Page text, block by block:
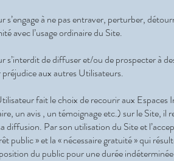
s’engage à ne pas entraver, perturber,
avec l’usage ordinaire du Site.
s’interdit de diffuser et/ou de prospecter à
aux autres Utilisateurs.
fait le choix de recourir aux
un avis , un témoignage etc.) sur le Site,
diffusion. Par son utilisation du Site et
public » et la « nécessaire gratuité » qui
du public pour une durée indéterminée